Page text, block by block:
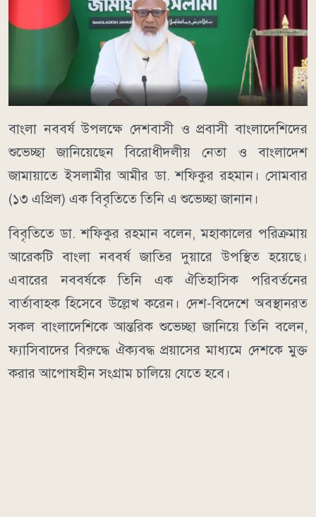
বাংলা নববর্ষ উপলক্ষে দেশবাসী ও প্রবাসী বাংলাদেশিদের
শুভেচ্ছা জানিয়েছেন বিরোধীদলীয় নেতা ও বাংলাদেশ
জামায়াতে ইসলামীর আমীর ডা. শফিকুর রহমান। সোমবার
(১৩ এপ্রিল) এক বিবৃতিতে তিনি এ শুভেচ্ছা জানান।
বিবৃতিতে ডা. শফিকুর রহমান বলেন, মহাকালের পরিক্রমায়
আরেকটি বাংলা নববর্ষ জাতির দুয়ারে উপস্থিত হয়েছে।
এবারের নববর্ষকে তিনি এক ঐতিহাসিক পরিবর্তনের
বার্তাবাহক হিসেবে উল্লেখ করেন। দেশ-বিদেশে অবস্থানরত
সকল বাংলাদেশিকে আন্তরিক শুভেচ্ছা জানিয়ে তিনি বলেন,
ফ্যাসিবাদের বিরুদ্ধে ঐক্যবদ্ধ প্রয়াসের মাধ্যমে দেশকে মুক্ত
করার আপোষহীন সংগ্রাম চালিয়ে যেতে হবে।